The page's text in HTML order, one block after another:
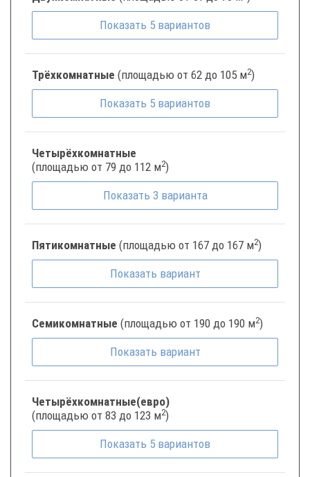
Показать 5 вариантов
Трёхкомнатные (площадью от 62 до 105 м2)
Показать 5 вариантов
Четырёхкомнатные
(площадью от 79 до 112 м2)
Показать 3 варианта
Пятикомнатные (площадью от 167 до 167 м2)
Показать вариант
Семикомнатные (площадью от 190 до 190 м2)
Показать вариант
Четырёхкомнатные(евро)
(площадью от 83 до 123 м2)
Показать 5 вариантов